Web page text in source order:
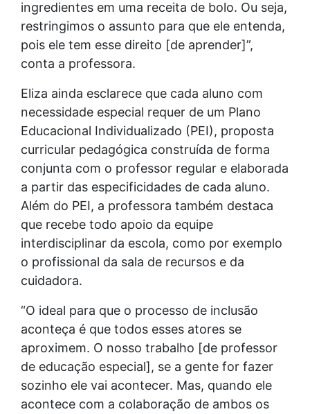
ingredientes em uma receita de bolo. Ou seja,
restringimos o assunto para que ele entenda,
pois ele tem esse direito [de aprender]”,
conta a professora.
Eliza ainda esclarece que cada aluno com
necessidade especial requer de um Plano
Educacional Individualizado (PEI), proposta
curricular pedagógica construída de forma
conjunta com o professor regular e elaborada
a partir das especificidades de cada aluno.
Além do PEI, a professora também destaca
que recebe todo apoio da equipe
interdisciplinar da escola, como por exemplo
o profissional da sala de recursos e da
cuidadora.
“O ideal para que o processo de inclusão
aconteça é que todos esses atores se
aproximem. O nosso trabalho [de professor
de educação especial], se a gente for fazer
sozinho ele vai acontecer. Mas, quando ele
acontece com a colaboração de ambos os